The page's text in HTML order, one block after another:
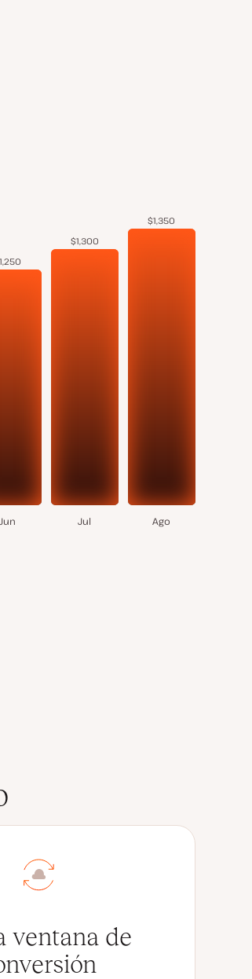
$1,300
Jul
$1,350
Ago
ventana de